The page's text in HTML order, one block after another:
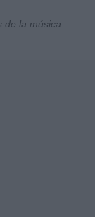
de la música...